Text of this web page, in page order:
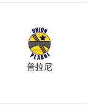
普拉尼